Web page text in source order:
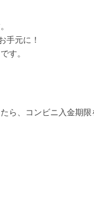
手元に！
す。
ら、コンビニ入金期